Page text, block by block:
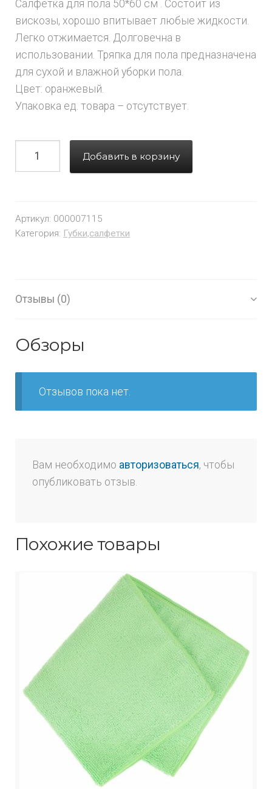
Салфетка для пола 50*60 см . Состоит из
вискозы, хорошо впитывает любые жидкости.
Легко отжимается. Долговечна в
использовании. Тряпка для пола предназначена
для сухой и влажной уборки пола.
Цвет: оранжевый.
Упаковка ед. товара – отсутствует.
Добавить в корзину
Артикул: 000007115
Категория: Губки,салфетки
Отзывы (0)
Обзоры
Отзывов пока нет.
Вам необходимо авторизоваться, чтобы
опубликовать отзыв.
Похожие товары